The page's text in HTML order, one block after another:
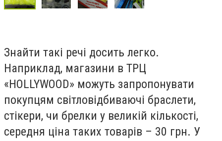
Знайти такі речі досить легко.
Наприклад, магазини в ТРЦ
«HOLLYWOOD» можуть запропонувати
покупцям світловідбиваючі браслети,
стікери, чи брелки у великій кількості,
середня ціна таких товарів – 30 грн. У